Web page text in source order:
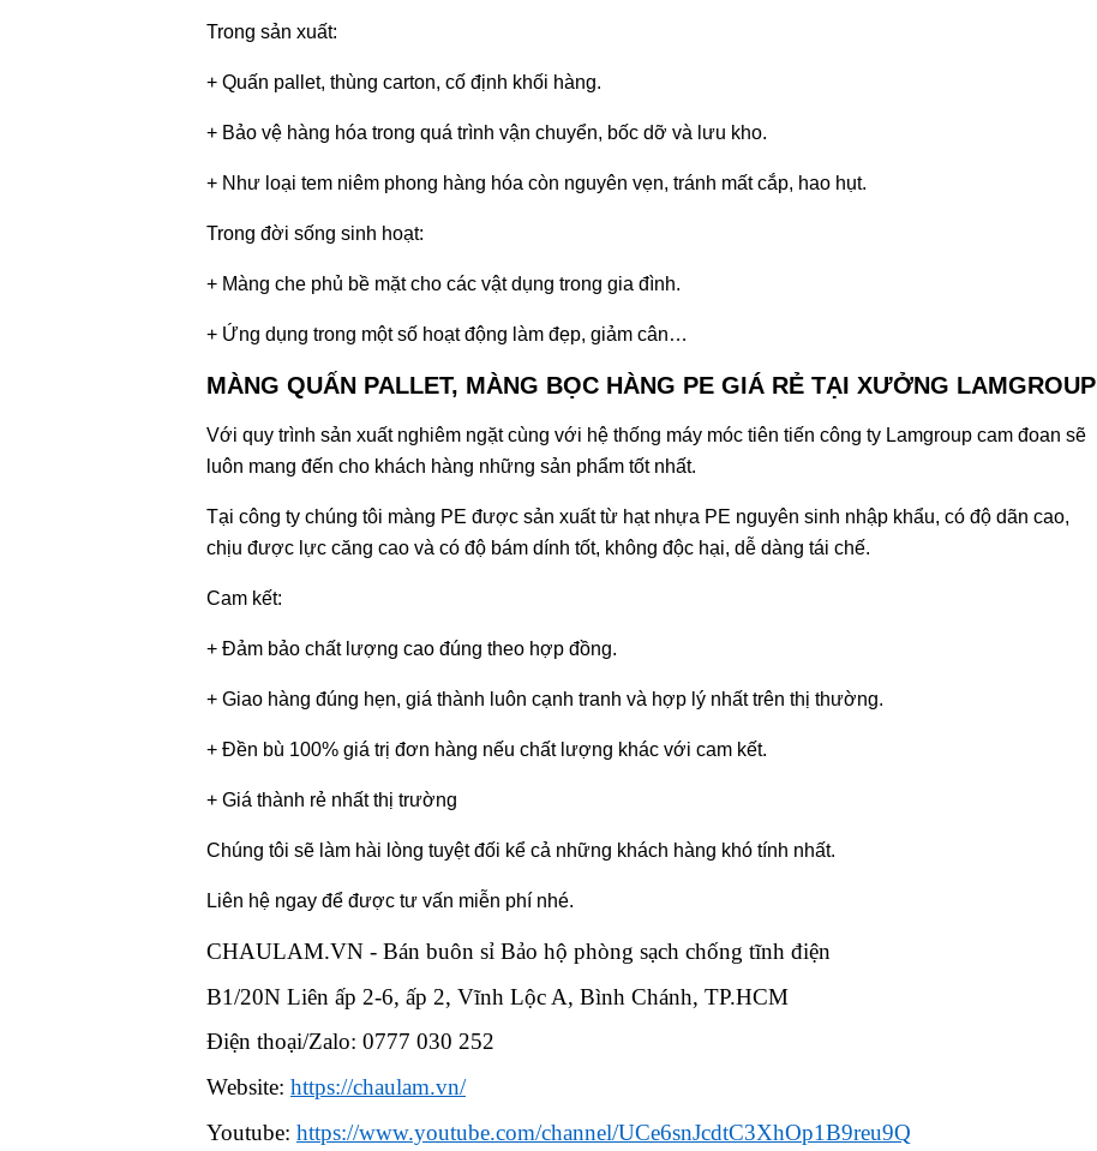
Trong sản xuất:
+ Quấn pallet, thùng carton, cố định khối hàng.
+ Bảo vệ hàng hóa trong quá trình vận chuyển, bốc dỡ và lưu kho.
+ Như loại tem niêm phong hàng hóa còn nguyên vẹn, tránh mất cắp, hao hụt.
Trong đời sống sinh hoạt:
+ Màng che phủ bề mặt cho các vật dụng trong gia đình.
+ Ứng dụng trong một số hoạt động làm đẹp, giảm cân…
MÀNG QUẤN PALLET, MÀNG BỌC HÀNG PE GIÁ RẺ TẠI XƯỞNG LAMGROUP
Với quy trình sản xuất nghiêm ngặt cùng với hệ thống máy móc tiên tiến công ty Lamgroup cam đoan sẽ
luôn mang đến cho khách hàng những sản phẩm tốt nhất.
Tại công ty chúng tôi màng PE được sản xuất từ hạt nhựa PE nguyên sinh nhập khẩu, có độ dãn cao,
chịu được lực căng cao và có độ bám dính tốt, không độc hại, dễ dàng tái chế.
Cam kết:
+ Đảm bảo chất lượng cao đúng theo hợp đồng.
+ Giao hàng đúng hẹn, giá thành luôn cạnh tranh và hợp lý nhất trên thị thường.
+ Đền bù 100% giá trị đơn hàng nếu chất lượng khác với cam kết.
+ Giá thành rẻ nhất thị trường
Chúng tôi sẽ làm hài lòng tuyệt đối kể cả những khách hàng khó tính nhất.
Liên hệ ngay để được tư vấn miễn phí nhé.
CHAULAM.VN - Bán buôn sỉ Bảo hộ phòng sạch chống tĩnh điện
B1/20N Liên ấp 2-6, ấp 2, Vĩnh Lộc A, Bình Chánh, TP.HCM
Điện thoại/Zalo: 0777 030 252
Website: https://chaulam.vn/
Youtube: https://www.youtube.com/channel/UCe6snJcdtC3XhOp1B9reu9Q